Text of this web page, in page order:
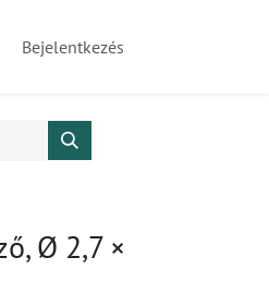
Bejelentkezés
Ø 2,7 ×